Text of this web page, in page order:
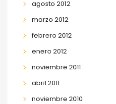
agosto 2012
marzo 2012
febrero 2012
enero 2012
noviembre 2011
abril 2011
noviembre 2010